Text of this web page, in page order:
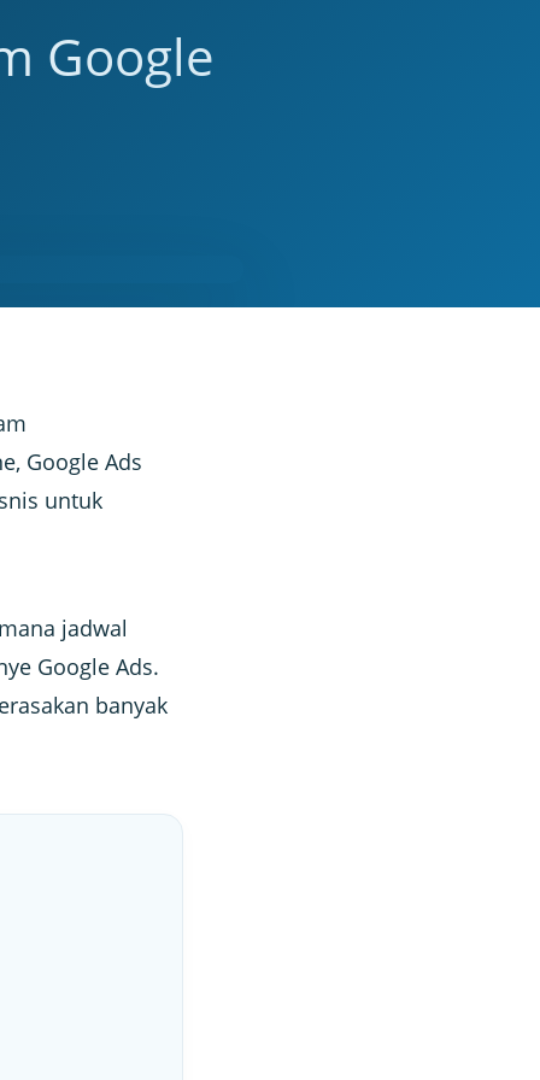
Google
Google Ads
untuk
jadwal
Google Ads.
banyak